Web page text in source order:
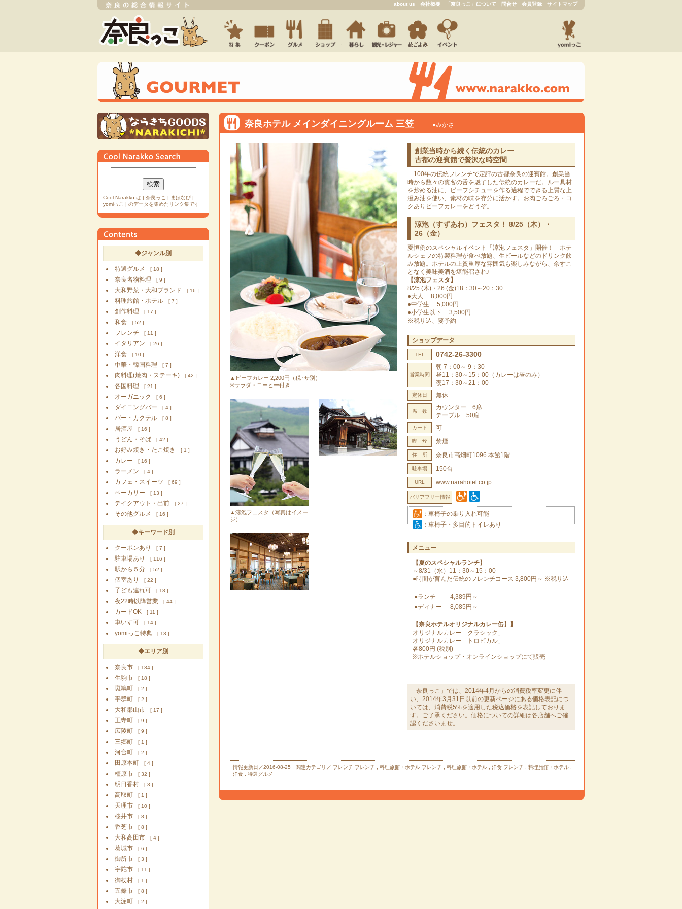
about us 会社概要 「奈良っこ」について 問合せ 会員登録 サイトマップ
Cool Narakko は | 奈良っこ | まほなび |
yomiっこ | のデータを集めたリンク集です
◆ジャンル別
特選グルメ [ 18 ]
奈良名物料理 [ 9 ]
大和野菜・大和ブランド [ 16 ]
料理旅館・ホテル [ 7 ]
創作料理 [ 17 ]
和食 [ 52 ]
フレンチ [ 11 ]
イタリアン [ 26 ]
洋食 [ 10 ]
中華・韓国料理 [ 7 ]
肉料理(焼肉・ステーキ) [ 42 ]
各国料理 [ 21 ]
オーガニック [ 6 ]
ダイニングバー [ 4 ]
バー・カクテル [ 8 ]
居酒屋 [ 16 ]
うどん・そば [ 42 ]
お好み焼き・たこ焼き [ 1 ]
カレー [ 16 ]
ラーメン [ 4 ]
カフェ・スイーツ [ 69 ]
ベーカリー [ 13 ]
テイクアウト・出前 [ 27 ]
その他グルメ [ 16 ]
◆キーワード別
クーポンあり [ 7 ]
駐車場あり [ 116 ]
駅から５分 [ 52 ]
個室あり [ 22 ]
子ども連れ可 [ 18 ]
夜22時以降営業 [ 44 ]
カードOK [ 11 ]
車いす可 [ 14 ]
yomiっこ特典 [ 13 ]
◆エリア別
奈良市 [ 134 ]
生駒市 [ 18 ]
斑鳩町 [ 2 ]
平群町 [ 2 ]
大和郡山市 [ 17 ]
王寺町 [ 9 ]
広陵町 [ 9 ]
三郷町 [ 1 ]
河合町 [ 2 ]
田原本町 [ 4 ]
橿原市 [ 32 ]
明日香村 [ 3 ]
高取町 [ 1 ]
天理市 [ 10 ]
桜井市 [ 8 ]
香芝市 [ 8 ]
大和高田市 [ 4 ]
葛城市 [ 6 ]
御所市 [ 3 ]
宇陀市 [ 11 ]
御杖村 [ 1 ]
五條市 [ 8 ]
大淀町 [ 2 ]
奈良ホテル メインダイニングルーム 三笠 ●みかさ
▲ビーフカレー 2,200円（税･サ別）
※サラダ・コーヒー付き
▲涼泡フェスタ（写真はイメー
ジ）
創業当時から続く伝統のカレー
古都の迎賓館で贅沢な時空間
100年の伝統フレンチで定評の古都奈良の迎賓館。創業当
時から数々の賓客の舌を魅了した伝統のカレーだ。ルー具材
を炒める油に、ビーフシチューを作る過程でできる上質な上
澄み油を使い、素材の味を存分に活かす。お肉ごろごろ・コ
クありビーフカレーをどうぞ。
涼泡（すずあわ）フェスタ！ 8/25（木）・
26（金）
夏恒例のスペシャルイベント「涼泡フェスタ」開催！ ホテ
ルシェフの特製料理が食べ放題、生ビールなどのドリンク飲
み放題。ホテルの上質重厚な雰囲気も楽しみながら、余すこ
となく美味美酒を堪能召され♪
【涼泡フェスタ】
8/25 (木)・26 (金)18：30～20：30
●大人 8,000円
●中学生 5,000円
●小学生以下 3,500円
※税サ込、要予約
ショップデータ
TEL 0742-26-3300
営業時間
朝 7：00～ 9：30
昼11：30～15：00（カレーは昼のみ）
夜17：30～21：00
定休日 無休
席 数
カウンター 6席
テーブル 50席
カード 可
喫 煙 禁煙
住 所 奈良市高畑町1096 本館1階
駐車場 150台
URL www.narahotel.co.jp
バリアフリー情報
：車椅子の乗り入れ可能
：車椅子・多目的トイレあり
メニュー
【夏のスペシャルランチ】
～8/31（水）11：30～15：00
●時間が育んだ伝統のフレンチコース 3,800円～ ※税サ込
●ランチ
4,389円～
●ディナー
8,085円～
【奈良ホテルオリジナルカレー缶】】
オリジナルカレー「クラシック」
オリジナルカレー「トロピカル」
各800円 (税別)
※ホテルショップ・オンラインショップにて販売
「奈良っこ」では、2014年4月からの消費税率変更に伴
い、2014年3月31日以前の更新ページにある価格表記につ
いては、消費税5%を適用した税込価格を表記しておりま
す。ご了承ください。価格についての詳細は各店舗へご確
認くださいませ。
情報更新日／2016-08-25 関連カテゴリ／ フレンチ フレンチ 料理旅館・ホテル フレンチ 料理旅館・ホテル 洋食 フレンチ 料理旅館・ホテル
洋食
特選グルメ